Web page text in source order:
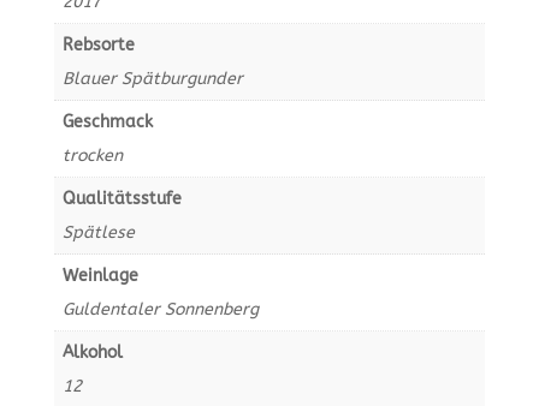
Rebsorte
Blauer Spätburgunder
Geschmack
trocken
Qualitätsstufe
Spätlese
Weinlage
Guldentaler Sonnenberg
Alkohol
12